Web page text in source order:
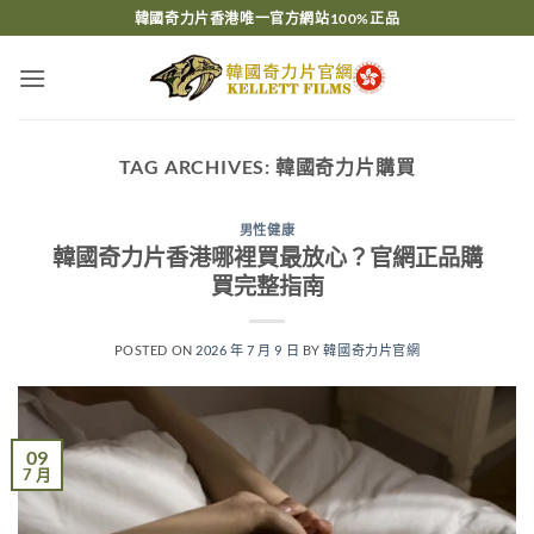
to
content
韓國奇力片香港唯一官方網站100%正品
TAG ARCHIVES: 韓國奇力片購買
男性健康
韓國奇力片香港哪裡買最放心？官網正品購
買完整指南
POSTED ON 2026 年 7 月 9 日 BY韓國奇力片官網
09
7 月